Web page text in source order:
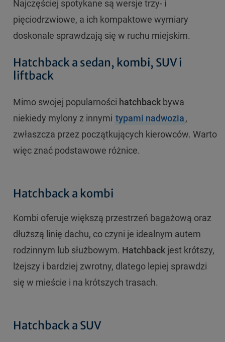
Najczęściej spotykane są wersje trzy- i
pięciodrzwiowe, a ich kompaktowe wymiary
doskonale sprawdzają się w ruchu miejskim.
Hatchback a sedan, kombi, SUV i
liftback
Mimo swojej popularności hatchback bywa
niekiedy mylony z innymi typami nadwozia,
zwłaszcza przez początkujących kierowców. Warto
więc znać podstawowe różnice.
Hatchback a kombi
Kombi oferuje większą przestrzeń bagażową oraz
dłuższą linię dachu, co czyni je idealnym autem
rodzinnym lub służbowym. Hatchback jest krótszy,
lżejszy i bardziej zwrotny, dlatego lepiej sprawdzi
się w mieście i na krótszych trasach.
Hatchback a SUV